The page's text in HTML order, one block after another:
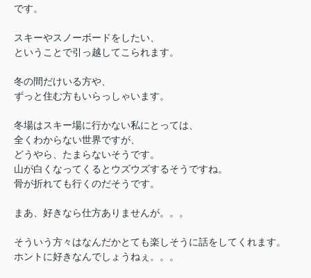
です。
スキーやスノーボードをしたい、
ということで引っ越してこられます。
冬の間だけいる方や、
ずっと住む方もいらっしゃいます。
冬場はスキー場に行かない私にとっては、
全くわからない世界ですが、
どうやら、たまらないそうです。
山が白くなってくるとウズウズするそうですね。
骨が折れても行くのだそうです。
まあ、好きなら仕方ありませんが。。。
そういう方々はなんだかとても楽しそうに話をしてくれます。
ホントに好きなんでしょうねぇ。。。